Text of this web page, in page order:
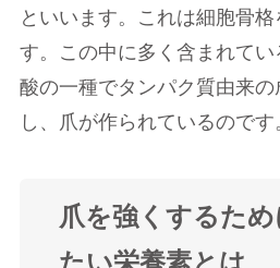
といいます。これは細胞骨
す。この中に多く含まれて
酸の一種でタンパク質由来
し、爪が作られているのです
爪を強くするため
たい栄養素とは